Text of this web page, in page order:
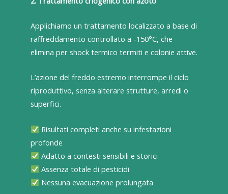
Applichiamo un trattamento localizzato a base di
raffreddamento controllato a -150°C, che
elimina per shock termico termiti e colonie attive.
L’azione del freddo estremo interrompe il ciclo
riproduttivo, senza alterare strutture, arredi o
superfici.
Risultati completi anche su infestazioni
profonde
Adatto a contesti sensibili e storici
Assenza totale di pesticidi
Nessuna evacuazione prolungata